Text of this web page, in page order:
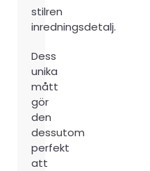
stilren
inredningsdetalj.
Dess
unika
mått
gör
den
dessutom
perfekt
att